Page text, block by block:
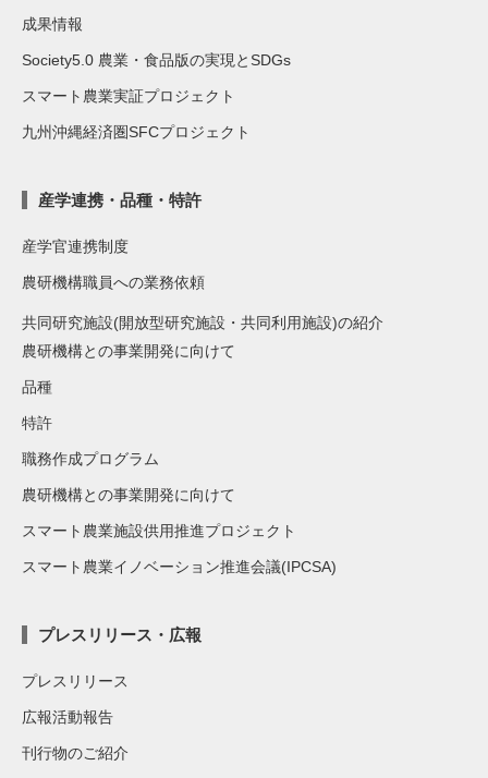
成果情報
Society5.0 農業・食品版の実現とSDGs
スマート農業実証プロジェクト
九州沖縄経済圏SFCプロジェクト
産学連携・品種・特許
産学官連携制度
農研機構職員への業務依頼
共同研究施設(開放型研究施設・共同利用施設)の紹介
農研機構との事業開発に向けて
品種
特許
職務作成プログラム
農研機構との事業開発に向けて
スマート農業施設供用推進プロジェクト
スマート農業イノベーション推進会議(IPCSA)
プレスリリース・広報
プレスリリース
広報活動報告
刊行物のご紹介